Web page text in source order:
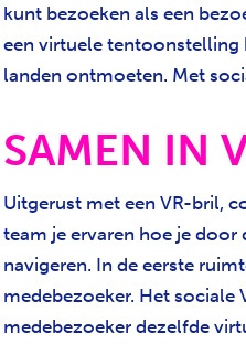
kunt bezoeken als een
een virtuele tentoonstelling
landen ontmoeten. Met
SAMEN IN
Uitgerust met een VR-bril,
team je ervaren hoe je
navigeren. In de eerste
medebezoeker. Het sociale
medebezoeker dezelfde